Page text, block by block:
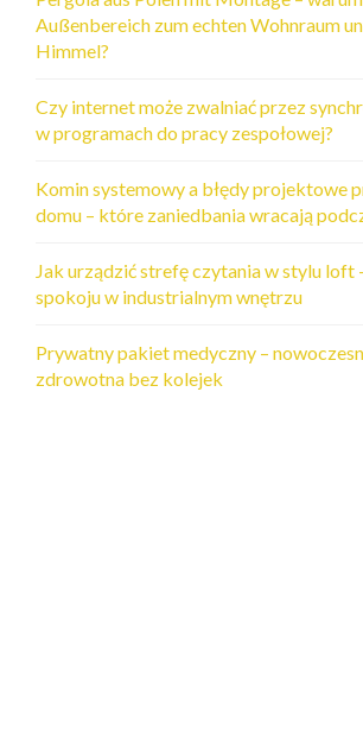
Außenbereich zum echten Wohnraum
Himmel?
Czy internet może zwalniać przez
w programach do pracy zespołowej?
Komin systemowy a błędy projektowe
domu – które zaniedbania wracają
Jak urządzić strefę czytania w stylu loft
spokoju w industrialnym wnętrzu
Prywatny pakiet medyczny –
zdrowotna bez kolejek